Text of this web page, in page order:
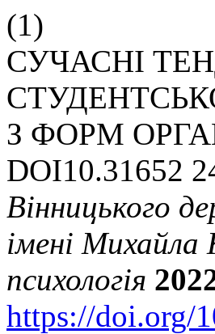
(1)
СУЧАСНІ
З ФОРМ
DOI10.31652
Вінницького
імені Михайла
психологія
https://doi.org/